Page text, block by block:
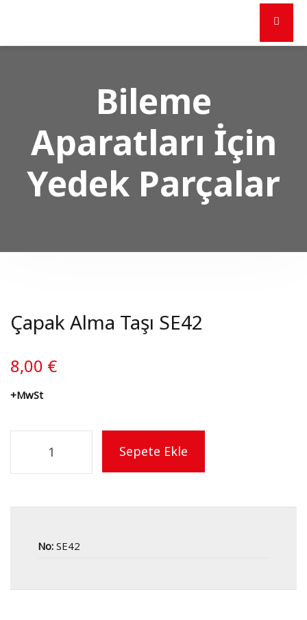
Bileme
Aparatları İçin
Yedek Parçalar
Çapak Alma Taşı SE42
8,00 €
+MwSt
Sepete Ekle
No: SE42